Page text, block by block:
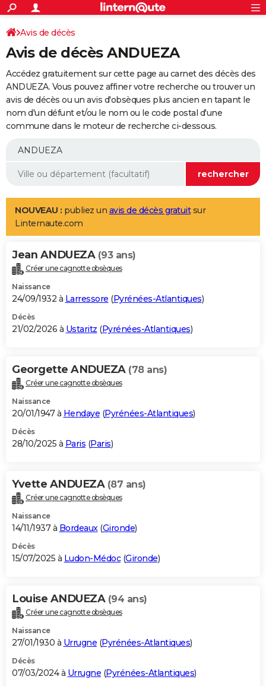
ACTUALITÉS
Politique
Société
Faits Divers
Education
Monde
Villes
+
SPORT
Coupe du monde 2026
Football
Tennis
Cyclisme
Rugby
Forum
Programme TV
TNT
Streaming
Cinéma
Sorties cinéma
Musique
+
FINANCE
Retraite
Epargne
Immobilier
Risques naturels par ville
Banque
Assurance
AUTO
Essais
Réserver un essai
Citadines
Berlines
SUV
Forum auto
+
Mobiles
Meilleur smartphone
Internet
Ordinateurs
Jeux vidéo
Guide high-tech
Aménagement intérieur
LIFESTYLE
Art de vivre
Bien-être
Loisirs
Mode
Modes de vie
Alimentation
Guide de la santé
Maladies
Médicaments
Sommeil
VOYAGE
Destinations
City break
Voyage nature
Voyage de noces
Forum
Climat
+PHOTO
GUIDES D'ACHAT
BONS PLANS
Carte de Noël
Carte Bonne année
Carte Saint-Valentin
Carte Pâques
Carte d'anniversaire
DICTIONNAIRE
Dictionnaire
Biographies
Citations
Expressions
Proverbes
PROGRAMME TV
S'inscrire
Se connecter
Lycées
Collèges
Primaires
Universités
Entreprises
Service militaire
Avis de recherche
AVIS DE DÉCÈS
Bricolage
Lifestyle
Culture
Sport
Auto
Television
Voyage
Cinema
Avis de décès
Avis de décès ANDUEZA
Accédez gratuitement sur cette page au carnet des décès des
ANDUEZA. Vous pouvez affiner votre recherche ou trouver un
avis de décès ou un avis d'obsèques plus ancien en tapant le
nom d'un défunt et/ou le nom ou le code postal d'une
commune dans le moteur de recherche ci-dessous.
NOUVEAU : publiez un avis de décès gratuitsur
Linternaute.com
Jean ANDUEZA (93 ans)
Créer une cagnotte obsèques
Naissance
24/09/1932 à Larressore (Pyrénées-Atlantiques)
Décès
21/02/2026 à Ustaritz (Pyrénées-Atlantiques)
Georgette ANDUEZA (78 ans)
Créer une cagnotte obsèques
Naissance
20/01/1947 à Hendaye (Pyrénées-Atlantiques)
Décès
28/10/2025 à Paris (Paris)
Yvette ANDUEZA (87 ans)
Créer une cagnotte obsèques
Naissance
14/11/1937 à Bordeaux(Gironde)
Décès
15/07/2025 à Ludon-Médoc(Gironde)
Louise ANDUEZA (94 ans)
Créer une cagnotte obsèques
Naissance
27/01/1930 à Urrugne (Pyrénées-Atlantiques)
Décès
07/03/2024 à Urrugne (Pyrénées-Atlantiques)